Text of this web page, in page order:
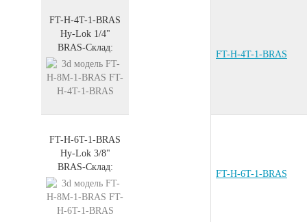
FT-H-4T-1-BRAS
Hy-Lok 1/4"
BRAS-Склад:
FT-H-4T-1-BRAS
FT-H-6T-1-BRAS
Hy-Lok 3/8"
BRAS-Склад:
FT-H-6T-1-BRAS